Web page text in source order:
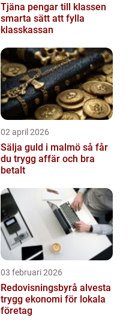
Tjäna pengar till klassen
smarta sätt att fylla
klasskassan
02 april 2026
Sälja guld i malmö så får
du trygg affär och bra
betalt
03 februari 2026
Redovisningsbyrå alvesta
trygg ekonomi för lokala
företag